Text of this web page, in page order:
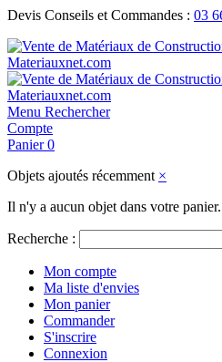
Devis Conseils et Commandes : 03
Menu Rechercher
Compte
Panier 0
Objets ajoutés récemment ×
Il n'y a aucun objet dans votre panier.
Recherche :
Mon compte
Ma liste d'envies
Mon panier
Commander
S'inscrire
Connexion